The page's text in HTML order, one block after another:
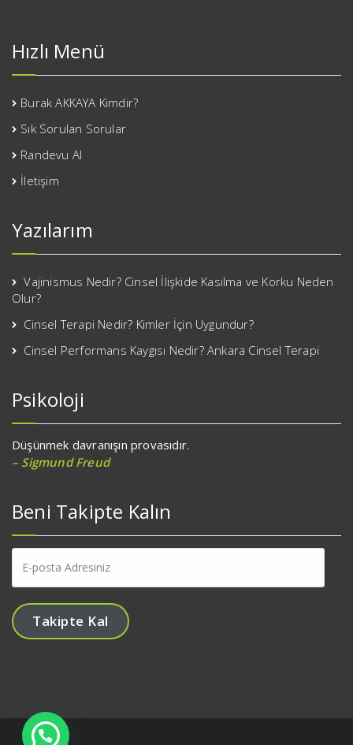
Hızlı Menü
Burak AKKAYA Kimdir?
Sık Sorulan Sorular
Randevu Al
İletişim
Yazılarım
Vajinismus Nedir? Cinsel İlişkide Kasılma ve Korku Neden
Olur?
Cinsel Terapi Nedir? Kimler İçin Uygundur?
Cinsel Performans Kaygısı Nedir? Ankara Cinsel Terapi
Psikoloji
Düşünmek davranışın provasıdır.
– Sigmund Freud
Beni Takipte Kalın
posta
Adresiniz
Takipte Kal